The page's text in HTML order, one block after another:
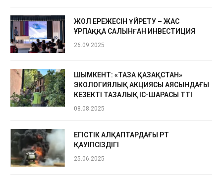
ЖОЛ ЕРЕЖЕСІН ҮЙРЕТУ – ЖАС
ҰРПАҚҚА САЛЫНҒАН ИНВЕСТИЦИЯ
26.09.2025
ШЫМКЕНТ: «ТАЗА ҚАЗАҚСТАН»
ЭКОЛОГИЯЛЫҚ АКЦИЯСЫ АЯСЫНДАҒЫ
КЕЗЕКТІ ТАЗАЛЫҚ ІС-ШАРАСЫ ӨТТІ
08.08.2025
ЕГІСТІК АЛҚАПТАРДАҒЫ ӨРТ
ҚАУІПСІЗДІГІ
25.06.2025